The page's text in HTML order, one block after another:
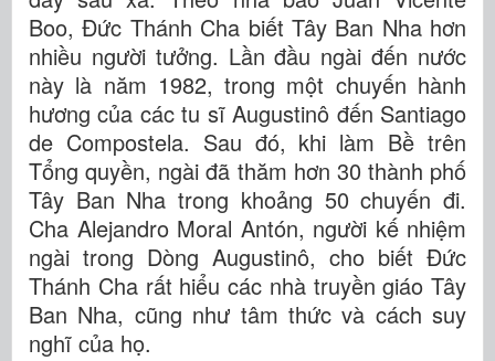
Boo, Đức Thánh Cha biết Tây Ban Nha hơn
nhiều người tưởng. Lần đầu ngài đến nước
này là năm 1982, trong một chuyến hành
hương của các tu sĩ Augustinô đến Santiago
de Compostela. Sau đó, khi làm Bề trên
Tổng quyền, ngài đã thăm hơn 30 thành phố
Tây Ban Nha trong khoảng 50 chuyến đi.
Cha Alejandro Moral Antón, người kế nhiệm
ngài trong Dòng Augustinô, cho biết Đức
Thánh Cha rất hiểu các nhà truyền giáo Tây
Ban Nha, cũng như tâm thức và cách suy
nghĩ của họ.